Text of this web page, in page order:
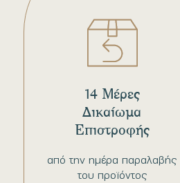
από την ημέρα παραλαβής
του προϊόντος
14 Μέρες
Δικαίωμα
Επιστροφής